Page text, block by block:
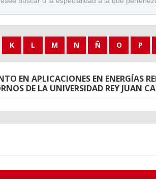
K L M N Ñ O P
EN APLICACIONES EN ENERGÍAS
DE LA UNIVERSIDAD REY JUAN